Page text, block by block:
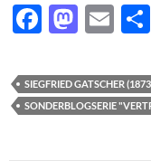
F
e
b
M
to
d
E
ail
SIEGFRIED GATSCHER
SONDERBLOGSERIE